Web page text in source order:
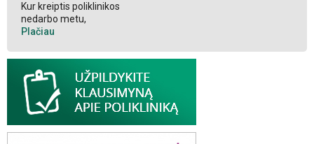
Kur kreiptis poliklinikos
nedarbo metu,
Plačiau